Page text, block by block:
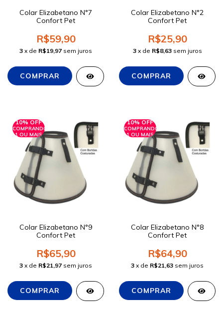
Colar Elizabetano N°7
Confort Pet
R$59,90
3 x de R$19,97 sem juros
Colar Elizabetano N°2
Confort Pet
R$25,90
3 x de R$8,63 sem juros
10% OFF
COMPRANDO
1 OU MAIS
Colar Elizabetano N°9
Confort Pet
R$65,90
3 x de R$21,97 sem juros
10% OFF
COMPRANDO
1 OU MAIS
Colar Elizabetano N°8
Confort Pet
R$64,90
3 x de R$21,63 sem juros